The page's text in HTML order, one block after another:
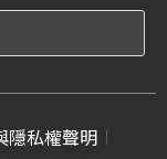
隱私權聲明